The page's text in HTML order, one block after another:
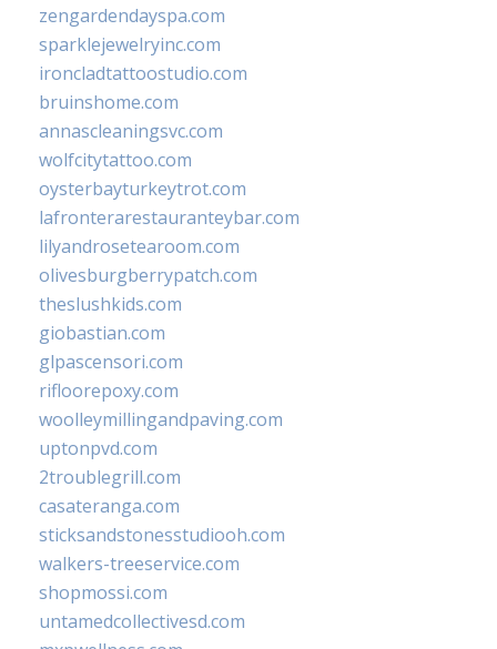
zengardendayspa.com
sparklejewelryinc.com
ironcladtattoostudio.com
bruinshome.com
annascleaningsvc.com
wolfcitytattoo.com
oysterbayturkeytrot.com
lafronterarestauranteybar.com
lilyandrosetearoom.com
olivesburgberrypatch.com
theslushkids.com
giobastian.com
glpascensori.com
rifloorepoxy.com
woolleymillingandpaving.com
uptonpvd.com
2troublegrill.com
casateranga.com
sticksandstonesstudiooh.com
walkers-treeservice.com
shopmossi.com
untamedcollectivesd.com